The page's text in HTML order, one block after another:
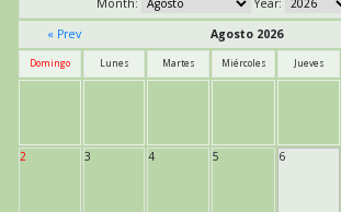
Month:
Year:
« Prev
Agosto 2026
Domingo Lunes Martes Miércoles Jueves
2 3 4 5 6